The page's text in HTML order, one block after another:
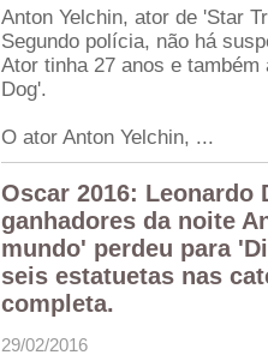
Anton Yelchin, ator de 'Star
Segundo polícia, não há
Ator tinha 27 anos e também
Dog'.
O ator Anton Yelchin, ...
Oscar 2016:
ganhadores da noite
mundo' perdeu para
seis estatuetas nas
completa.
29/02/2016